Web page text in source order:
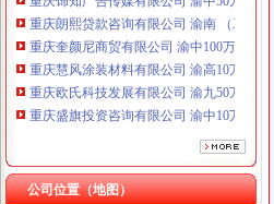
重庆朗熙贷款咨询有限公司 渝南 （工商注
重庆奎颜尼商贸有限公司 渝中100万 （工
重庆慧风涂装材料有限公司 渝高10万 （工
重庆欧氏科技发展有限公司 渝九50万 （进
重庆盛旗投资咨询有限公司 渝中10万 （工
重庆佳技维科技发展有限公司 渝南100万
上海兆妩贸易有限公司重庆天地分公司
重庆鸽牌电线电缆有限公司 渝北10010万 (
重庆国洪体育设施有限公司
公司位置（地图）